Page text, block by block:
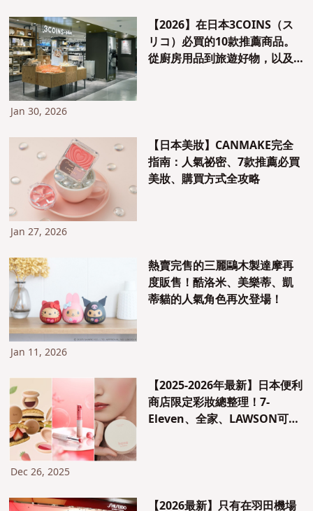
【2026】在日本3COINS（ス
リコ）必買的10款推薦商品。
從廚房用品到旅遊好物，以及
Jan 30, 2026
【日本美妝】CANMAKE完全
指南：人氣祕密、7款推薦必買
美妝、購買方式全攻略
Jan 27, 2026
熱賣完售的三麗鷗木製達摩再
度販售！酷洛米、美樂蒂、凱
蒂貓的人氣角色再次登場！
Jan 11, 2026
【2025-2026年最新】日本便利
商店限定彩妝總整理！7-
Eleven、全家、LAWSON可購
Dec 26, 2025
【2026最新】只有在羽田機場